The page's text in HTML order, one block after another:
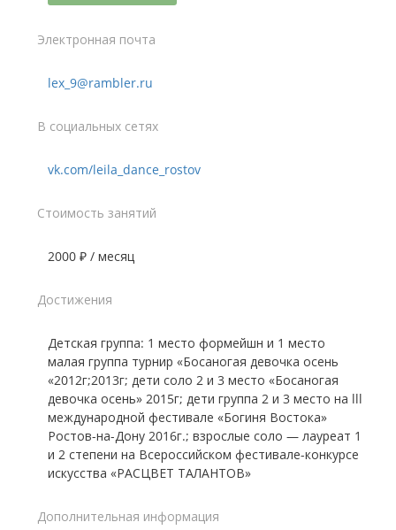
Электронная почта
lex_9@rambler.ru
В социальных сетях
vk.com/leila_dance_rostov
Стоимость занятий
2000 ₽ / месяц
Достижения
Детская группа: 1 место формейшн и 1 место
малая группа турнир «Босаногая девочка осень
«2012г;2013г; дети соло 2 и 3 место «Босаногая
девочка осень» 2015г; дети группа 2 и 3 место на lll
международной фестивале «Богиня Востока»
Ростов-на-Дону 2016г.; взрослые соло — лауреат 1
и 2 степени на Всероссийском фестивале-конкурсе
искусства «РАСЦВЕТ ТАЛАНТОВ»
Дополнительная информация